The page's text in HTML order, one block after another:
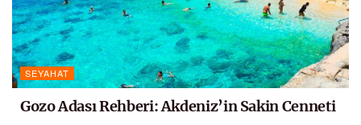
SEYAHAT
Gozo Adası Rehberi: Akdeniz’in Sakin Cenneti